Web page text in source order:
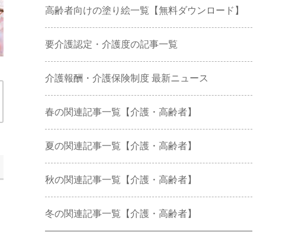
高齢者向けの塗り絵一覧【無料ダウンロード】
要介護認定・介護度の記事一覧
介護報酬・介護保険制度 最新ニュース
春の関連記事一覧【介護・高齢者】
夏の関連記事一覧【介護・高齢者】
秋の関連記事一覧【介護・高齢者】
冬の関連記事一覧【介護・高齢者】